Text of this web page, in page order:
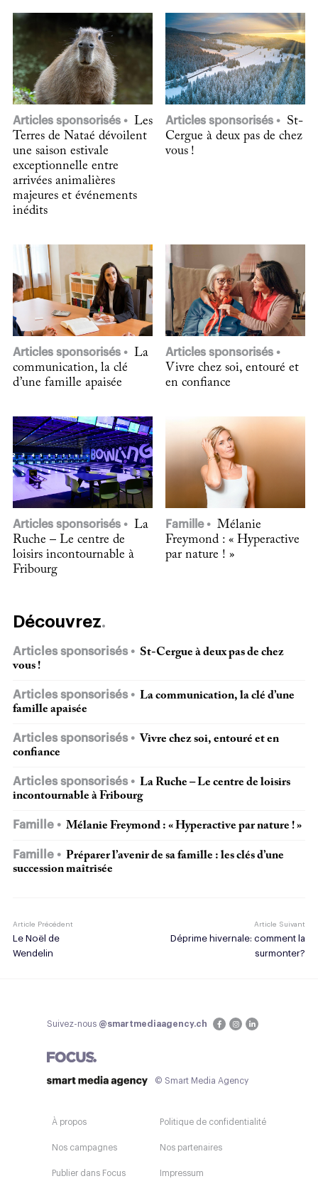
Articles sponsorisés
Les
Terres de Nataé dévoilent
une saison estivale
exceptionnelle entre
arrivées animalières
majeures et événements
inédits
Articles sponsorisés
St-
Cergue à deux pas de chez
vous !
Articles sponsorisés
La
communication, la clé
d’une famille apaisée
Articles sponsorisés
Vivre chez soi, entouré et
en confiance
Articles sponsorisés
La
Ruche – Le centre de
loisirs incontournable à
Fribourg
Famille
Mélanie
Freymond : « Hyperactive
par nature ! »
Découvrez
Articles sponsorisés
St-Cergue à deux pas de chez
vous !
Articles sponsorisés
La communication, la clé d’une
famille apaisée
Articles sponsorisés
Vivre chez soi, entouré et en
confiance
Articles sponsorisés
La Ruche – Le centre de loisirs
incontournable à Fribourg
Famille Mélanie Freymond : « Hyperactive par nature ! »
Famille
Préparer l’avenir de sa famille : les clés d’une
succession maîtrisée
Article Précédent
Le Noël de
Wendelin
Article Suivant
Déprime hivernale: comment la
surmonter?
Suivez-nous @smartmediaagency.ch
© Smart Media Agency
À propos
Nos campagnes
Publier dans Focus
Politique de confidentialité
Nos partenaires
Impressum